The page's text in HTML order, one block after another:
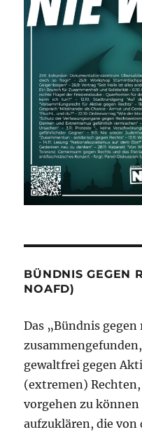
BÜNDNIS GEGEN
NOAFD)
Das „Bündnis
gewaltfrei gegen
(extremen)
vorgehen zu
aufzuklären, die von